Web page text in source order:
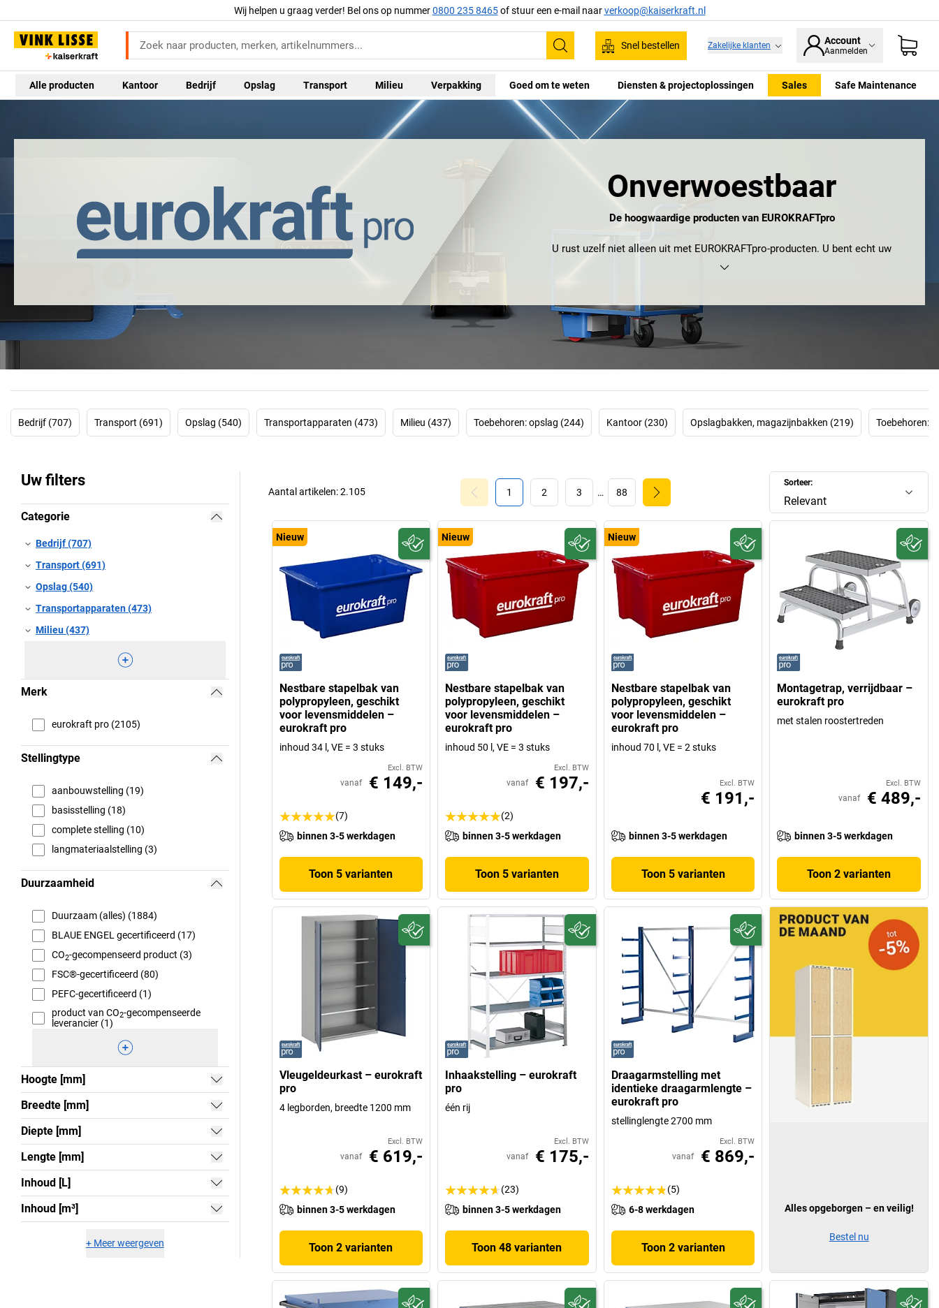
Wij helpen u graag verder! Bel ons op nummer0800 235 8465of stuur een e-mail naarverkoop@kaiserkraft.nl
Zoeken
Snel bestellen Zakelijke klanten Account
Aanmelden
Alle producten Kantoor Bedrijf Opslag Transport Milieu Verpakking Goed om te weten Diensten & projectoplossingen Sales Safe Maintenance
Onverwoestbaar
De hoogwaardige producten van EUROKRAFTpro
U rust uzelf niet alleen uit met EUROKRAFTpro-producten. U bent echt uw
bedrijf aan het opwaarderen. Kies voor hoge kwaliteit en bijna onbeperkte
de weg staat. Kies voor EUROKRAFTpro.
Get. Work. Done.
Bedrijf (707) Transport (691) Opslag (540) Transportapparaten (473) Milieu (437) Toebehoren: opslag (244) Kantoor (230) Opslagbakken, magazijnbakken (219) Toebehoren:
Uw filters
Categorie
Bedrijf (707)
Transport (691)
Opslag (540)
Transportapparaten (473)
Milieu (437)
Merk
eurokraft pro (2105)
Stellingtype
aanbouwstelling (19)
basisstelling (18)
complete stelling (10)
langmateriaalstelling (3)
Duurzaamheid
Duurzaam (alles) (1884)
BLAUE ENGEL gecertificeerd (17)
CO2-gecompenseerd product (3)
FSC®-gecertificeerd (80)
PEFC-gecertificeerd (1)
product van CO2-gecompenseerde
leverancier (1)
Hoogte [mm]
Breedte [mm]
Diepte [mm]
Lengte [mm]
Inhoud [L]
Inhoud [m³]
+ Meer weergeven
Sorteer:
Relevant
1 2 3 … 88
Aantal artikelen:2.105
Nieuw
Nestbare stapelbak van
polypropyleen, geschikt
voor levensmiddelen –
eurokraft pro
inhoud 34 l, VE = 3 stuks
Excl. BTW
vanaf € 149,-
(7)
binnen 3-5 werkdagen
Toon 5 varianten
Nieuw
Nestbare stapelbak van
polypropyleen, geschikt
voor levensmiddelen –
eurokraft pro
inhoud 50 l, VE = 3 stuks
Excl. BTW
vanaf € 197,-
(2)
binnen 3-5 werkdagen
Toon 5 varianten
Nieuw
Nestbare stapelbak van
polypropyleen, geschikt
voor levensmiddelen –
eurokraft pro
inhoud 70 l, VE = 2 stuks
Excl. BTW
€ 191,-
binnen 3-5 werkdagen
Toon 5 varianten
Montagetrap, verrijdbaar –
eurokraft pro
met stalen roostertreden
Excl. BTW
vanaf € 489,-
binnen 3-5 werkdagen
Toon 2 varianten
Vleugeldeurkast – eurokraft
pro
4 legborden, breedte 1200 mm
Excl. BTW
vanaf € 619,-
(9)
binnen 3-5 werkdagen
Toon 2 varianten
Inhaakstelling – eurokraft
pro
één rij
Excl. BTW
vanaf € 175,-
(23)
binnen 3-5 werkdagen
Toon 48 varianten
Draagarmstelling met
identieke draagarmlengte –
eurokraft pro
stellinglengte 2700 mm
Excl. BTW
vanaf € 869,-
(5)
6-8 werkdagen
Toon 2 varianten
Alles opgeborgen – en veilig!
Bestel nu